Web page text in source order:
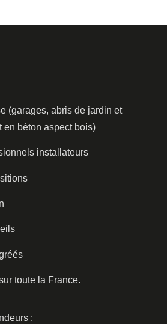
(garages, abris de jardin et
béton aspect bois)
installateurs
toute la France.
: